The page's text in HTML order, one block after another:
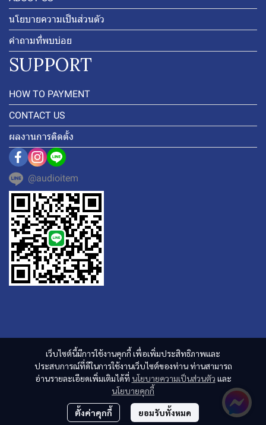
เว็บไซต์นี้มีการใช้งานคุกกี้ เพื่อเพิ่มประสิทธิภาพและ
ประสบการณ์ที่ดีในการใช้งานเว็บไซต์ของท่าน ท่านสามารถ
อ่านรายละเอียดเพิ่มเติมได้ที่ นโยบายความเป็นส่วนตัว และ
นโยบายคุกกี้
ตั้งค่าคุกกี้ ยอมรับทั้งหมด
นโยบายความเป็นส่วนตัว
คำถามที่พบบ่อย
SUPPORT
HOW TO PAYMENT
CONTACT US
ผลงานการติดตั้ง
@audioitem